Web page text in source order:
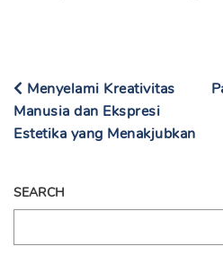
Menyelami Kreativitas
Manusia dan Ekspresi
Estetika yang Menakjubkan
SEARCH